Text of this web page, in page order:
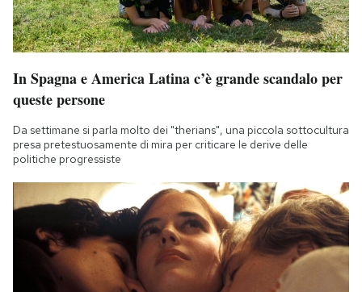
In Spagna e America Latina c’è grande scandalo per
queste persone
Da settimane si parla molto dei "therians", una piccola sottocultura
presa pretestuosamente di mira per criticare le derive delle
politiche progressiste